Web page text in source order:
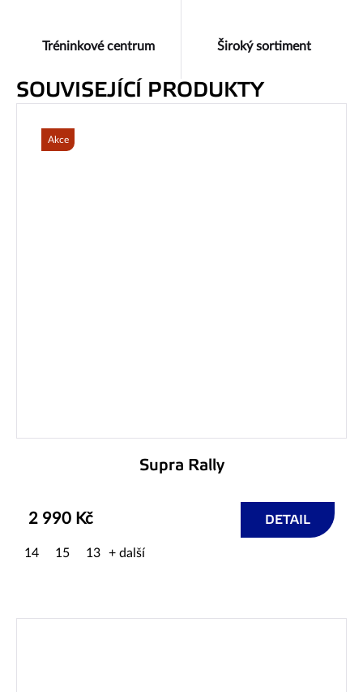
Tréninkové centrum Široký sortiment
SOUVISEJÍCÍ PRODUKTY
Akce
Supra Rally
2 990 Kč DETAIL
14 15 13 + další